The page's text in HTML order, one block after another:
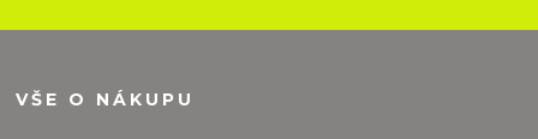
VŠE O NÁKUPU